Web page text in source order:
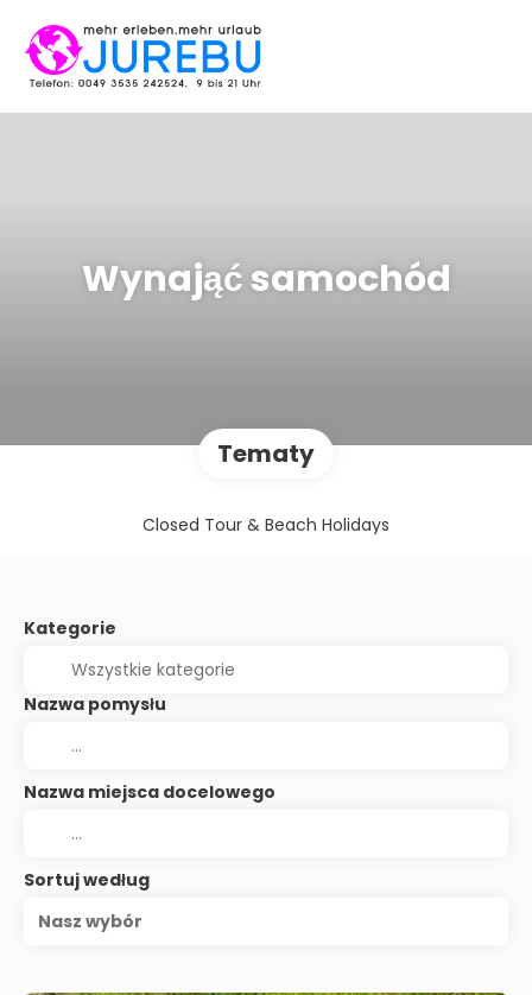
Wynająć samochód
Tematy
Closed Tour & Beach Holidays
Kategorie
Nazwa pomysłu
Nazwa miejsca docelowego
Sortuj według
Nasz wybór